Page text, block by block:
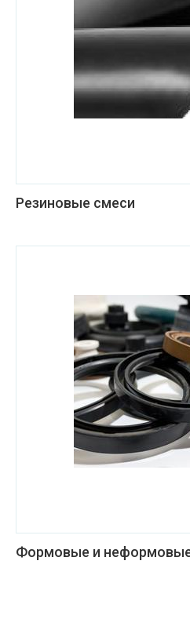
Резиновые смеси
Формовые и